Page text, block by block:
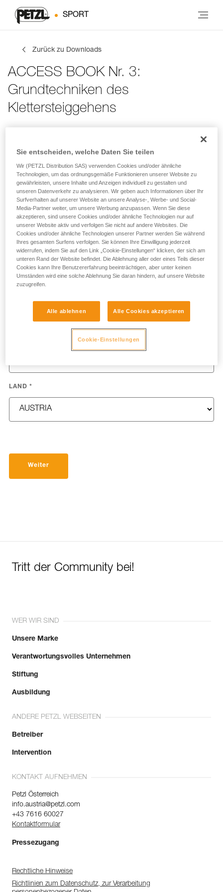
SPORT
Zurück zu Downloads
ACCESS BOOK Nr. 3:
Grundtechniken des
Klettersteiggehens
Kontaktdaten
Gebe deine Daten ein
VORNAME*
NAME*
LAND *
Weiter
Tritt der Community bei!
WER WIR SIND
Unsere Marke
Verantwortungsvolles Unternehmen
Stiftung
Ausbildung
ANDERE PETZL WEBSEITEN
Betreiber
Intervention
KONTAKT AUFNEHMEN
Petzl Österreich
info.austria@petzl.com
+43 7616 60027
Kontaktformular
Pressezugang
Rechtliche Hinweise
Richtlinien zum Datenschutz, zur Verarbeitung
Sie entscheiden, welche Daten Sie teilen
Wir (PETZL Distribution SAS) verwenden Cookies und/oder ähnliche
Technologien, um das ordnungsgemäße Funktionieren unserer Website zu
gewährleisten, unsere Inhalte und Anzeigen individuell zu gestalten und
unseren Datenverkehr zu analysieren. Wir geben auch Informationen über Ihr
Surfverhalten auf unserer Website an unsere Analyse-, Werbe- und Social-
Media-Partner weiter, um unsere Werbung anzupassen. Wenn Sie diese
akzeptieren, sind unsere Cookies und/oder ähnliche Technologien nur auf
unserer Website aktiv und verfolgen Sie nicht auf andere Websites. Die
Cookies und/oder ähnliche Technologien unserer Partner werden Sie während
Ihres gesamten Surfens verfolgen. Sie können Ihre Einwilligung jederzeit
widerrufen, indem Sie auf den Link „Cookie-Einstellungen“ klicken, der sich am
unteren Rand der Website befindet. Die Ablehnung aller oder eines Teils dieser
Cookies kann Ihre Benutzererfahrung beeinträchtigen, aber unter keinen
Umständen wird eine solche Ablehnung Sie daran hindern, auf unsere Website
zuzugreifen.
Alle ablehnen Alle Cookies akzeptieren
Cookie-Einstellungen